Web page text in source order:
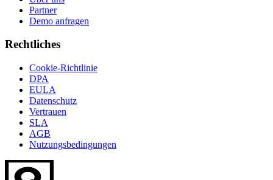
Partner
Demo anfragen
Rechtliches
Cookie-Richtlinie
DPA
EULA
Datenschutz
Vertrauen
SLA
AGB
Nutzungsbedingungen